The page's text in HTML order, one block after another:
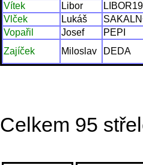
Vítek
Libor
Vlček
Lukáš
Vopařil
Josef
PEPI
Zajíček
Miloslav DEDA
Celkem 95